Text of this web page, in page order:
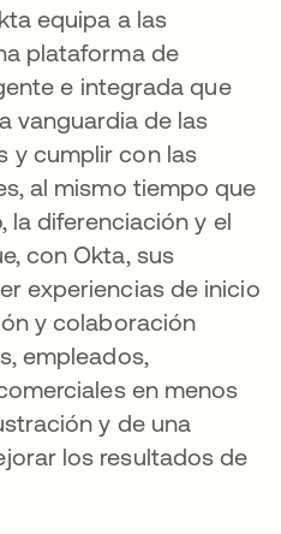
equipa a las
plataforma de
e integrada que
vanguardia de las
y cumplir con las
al mismo tiempo que
la diferenciación y el
con Okta, sus
experiencias de inicio
y colaboración
empleados,
en menos
y de una
los resultados de